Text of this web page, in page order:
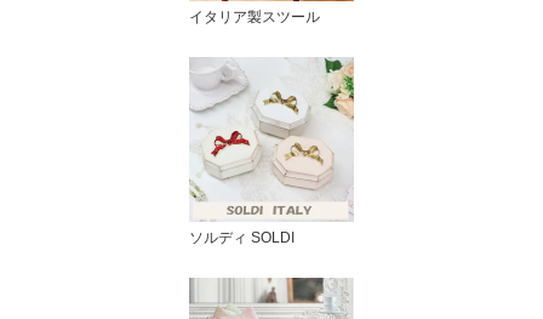
イタリア製スツール
ソルディ SOLDI